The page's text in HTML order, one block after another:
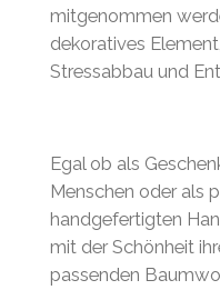
mitgenommen
dekoratives
Stressabbau und
Egal ob als
Menschen oder als
handgefertigten
mit der Schönheit
passenden